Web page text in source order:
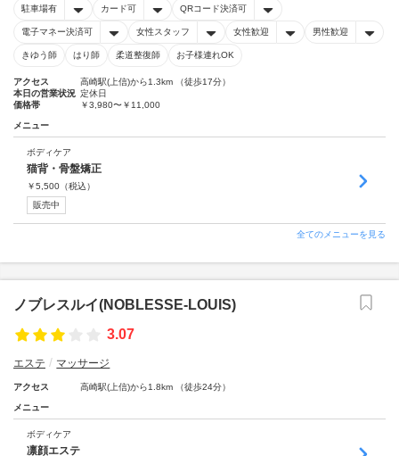
駐車場有 カード可 QRコード決済可
電子マネー決済可 女性スタッフ 女性歓迎 男性歓迎
きゆう師 はり師 柔道整復師 お子様連れOK
アクセス
高崎駅(上信)から1.3km （徒歩17分）
本日の営業状況 定休日
価格帯
￥3,980〜￥11,000
メニュー
ボディケア
猫背・骨盤矯正
￥5,500 （税込）
販売中
全てのメニューを見る
ノブレスルイ(NOBLESSE‐LOUIS)
3.07
エステ マッサージ
アクセス 高崎駅(上信)から1.8km （徒歩24分）
メニュー
ボディケア
凛顔エステ